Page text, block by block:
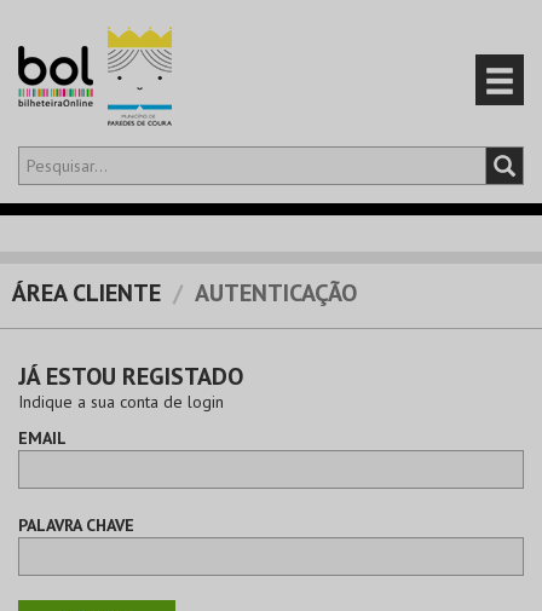
Olá,iniciar sessão
EVENTOS
CARTÕES
PRODUTOS
ÁREA CLIENTE AUTENTICAÇÃO
JÁ ESTOU REGISTADO
Indique a sua conta de login
EMAIL
PALAVRA CHAVE